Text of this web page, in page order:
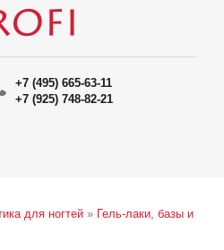
+7 (495) 665-63-11
+7 (925) 748-82-21
для ногтей » Гель-лаки, базы и